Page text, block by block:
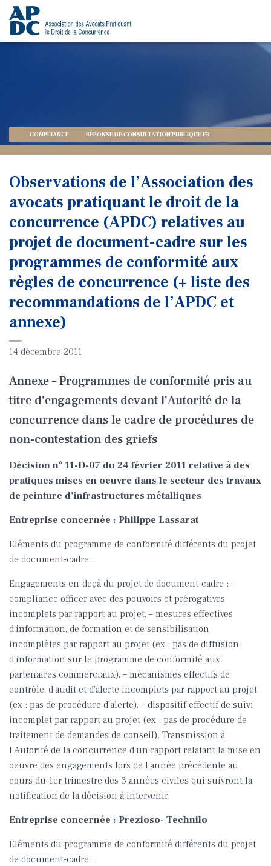
Observations de l’Association des
avocats pratiquant le droit de la
concurrence (APDC) relatives au
projet de document-cadre sur les
programmes de conformité aux
règles de concurrence (+ liste des
recommandations de l’APDC et
annexe)
14 décembre 2011
Annexe – Programmes de conformité pris au
titre d’engagements devant l’Autorité de la
concurrence dans le cadre de procédures de
non-contestation des griefs
Décision n° 11-D-07 du 24 février 2011 relative à des
pratiques mises en oeuvre dans le secteur des travaux
de peinture d’infrastructures métalliques
Entreprise concernée : Philippe Lassarat
Eléments du programme de conformité différents du projet
de document-cadre :
Engagements en-deçà du projet de document-cadre : –
compliance officer avec des pouvoirs et prérogatives
incomplets par rapport au projet, – mesures effectives
d’information, de formation et de sensibilisation
incomplètes par rapport au projet (ex : pas de diffusion
d’information sur le programme de conformité aux
partenaires commerciaux), – mécanismes effectifs de
contrôle, d’audit et d’alerte incomplets par rapport au projet
(ex : pas de procédure d’alerte), – dispositif effectif de suivi
incomplet par rapport au projet (ex : pas de procédure de
traitement de demandes de conseil). Transmission à
l’Autorité de la concurrence d’un rapport relatant la mise en
oeuvre des engagements lors de l’année précédente au
cours du 1er trimestre des 3 années civiles qui suivront la
notification de la décision à intervenir.
Entreprise concernée : Prezioso- Technilo
Eléments du programme de conformité différents du projet
de document-cadre :
COMPLIANCE RÉPONSE DE CONSULTATION PUBLIQUE FR